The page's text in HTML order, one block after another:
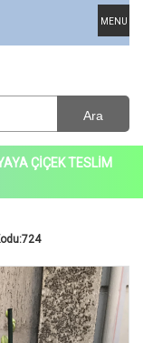
MENU
Ara
ÇİÇEK TESLİM